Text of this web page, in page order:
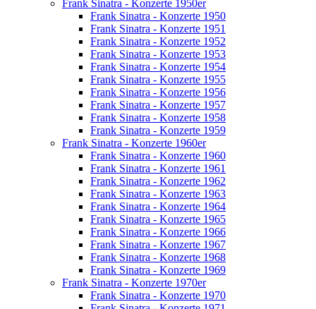
Frank Sinatra - Konzerte 1950er
Frank Sinatra - Konzerte 1950
Frank Sinatra - Konzerte 1951
Frank Sinatra - Konzerte 1952
Frank Sinatra - Konzerte 1953
Frank Sinatra - Konzerte 1954
Frank Sinatra - Konzerte 1955
Frank Sinatra - Konzerte 1956
Frank Sinatra - Konzerte 1957
Frank Sinatra - Konzerte 1958
Frank Sinatra - Konzerte 1959
Frank Sinatra - Konzerte 1960er
Frank Sinatra - Konzerte 1960
Frank Sinatra - Konzerte 1961
Frank Sinatra - Konzerte 1962
Frank Sinatra - Konzerte 1963
Frank Sinatra - Konzerte 1964
Frank Sinatra - Konzerte 1965
Frank Sinatra - Konzerte 1966
Frank Sinatra - Konzerte 1967
Frank Sinatra - Konzerte 1968
Frank Sinatra - Konzerte 1969
Frank Sinatra - Konzerte 1970er
Frank Sinatra - Konzerte 1970